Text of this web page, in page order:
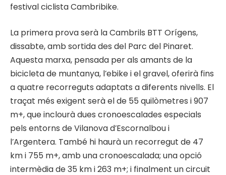
festival ciclista Cambribike.
La primera prova serà la Cambrils BTT Orígens,
dissabte, amb sortida des del Parc del Pinaret.
Aquesta marxa, pensada per als amants de la
bicicleta de muntanya, l’ebike i el gravel, oferirà fins
a quatre recorreguts adaptats a diferents nivells. El
traçat més exigent serà el de 55 quilòmetres i 907
m+, que inclourà dues cronoescalades especials
pels entorns de Vilanova d’Escornalbou i
l’Argentera. També hi haurà un recorregut de 47
km i 755 m+, amb una cronoescalada; una opció
intermèdia de 35 km i 263 m+; i finalment un circuit